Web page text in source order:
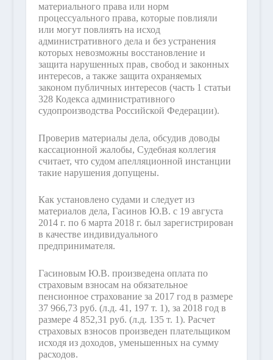
материального права или норм
процессуального права, которые повлияли
или могут повлиять на исход
административного дела и без устранения
которых невозможны восстановление и
защита нарушенных прав, свобод и законных
интересов, а также защита охраняемых
законом публичных интересов (часть 1 статьи
328 Кодекса административного
судопроизводства Российской Федерации).
Проверив материалы дела, обсудив доводы
кассационной жалобы, Судебная коллегия
считает, что судом апелляционной инстанции
такие нарушения допущены.
Как установлено судами и следует из
материалов дела, Гасинов Ю.В. с 19 августа
2014 г. по 6 марта 2018 г. был зарегистрирован
в качестве индивидуального
предпринимателя.
Гасиновым Ю.В. произведена оплата по
страховым взносам на обязательное
пенсионное страхование за 2017 год в размере
37 966,73 руб. (л.д. 41, 197 т. 1), за 2018 год в
размере 4 852,31 руб. (л.д. 135 т. 1). Расчет
страховых взносов произведен плательщиком
исходя из доходов, уменьшенных на сумму
расходов.